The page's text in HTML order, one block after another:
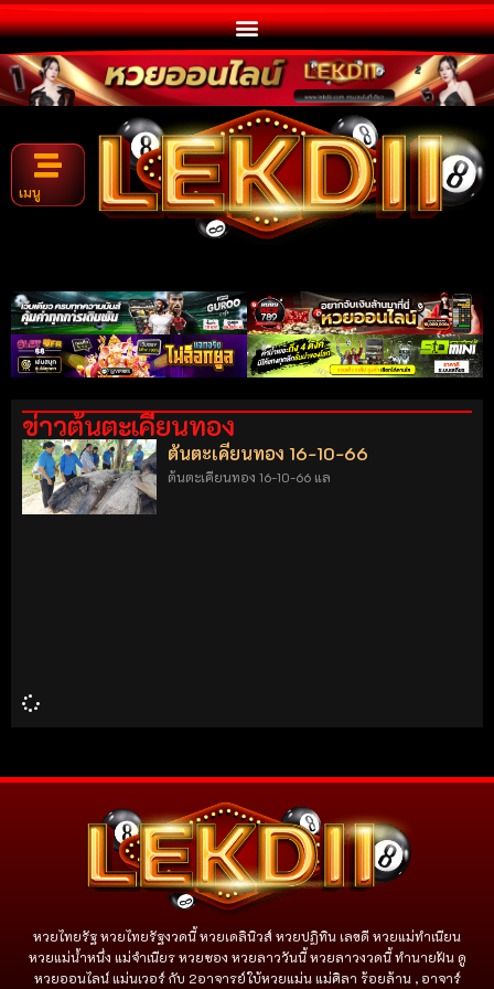
เมนู
ข่าวต้นตะเคียนทอง
ต้นตะเคียนทอง 16-10-66
ต้นตะเคียนทอง 16-10-66 แล
หวยไทยรัฐ หวยไทยรัฐงวดนี้ หวยเดลินิวส์ หวยปฏิทิน เลขดี หวยแม่ทำเนียน
หวยแม่น้ำหนึ่ง แม่จําเนียร หวยซอง หวยลาววันนี้ หวยลาวงวดนี้ ทำนายฝัน ดู
หวยออนไลน์ แม่นเวอร์ กับ 2อาจารย์ใบ้หวยแม่น แม่ศิลา ร้อยล้าน , อาจาร์